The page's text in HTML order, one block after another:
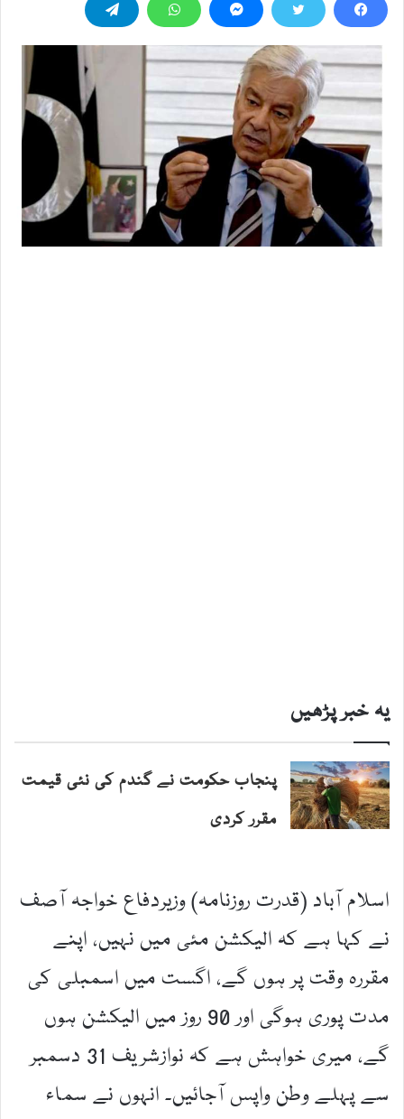
یہ خبر پڑھیں
پنجاب حکومت نے گندم کی نئی قیمت
مقرر کردی
اسلام آباد (قدرت روزنامہ) وزیردفاع خواجہ آصف
نے کہا ہے کہ الیکشن مئی میں نہیں، اپنے
مقررہ وقت پر ہوں گے، اگست میں اسمبلی کی
مدت پوری ہوگی اور 90 روز میں الیکشن ہوں
گے، میری خواہش ہے کہ نوازشریف 31 دسمبر
سے پہلے وطن واپس آجائیں۔ انہوں نے سماء